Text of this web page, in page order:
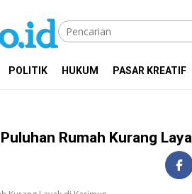
POLITIK HUKUM PASAR KREATIF
Rumah Kurang